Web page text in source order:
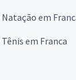
Natação em
em Franca